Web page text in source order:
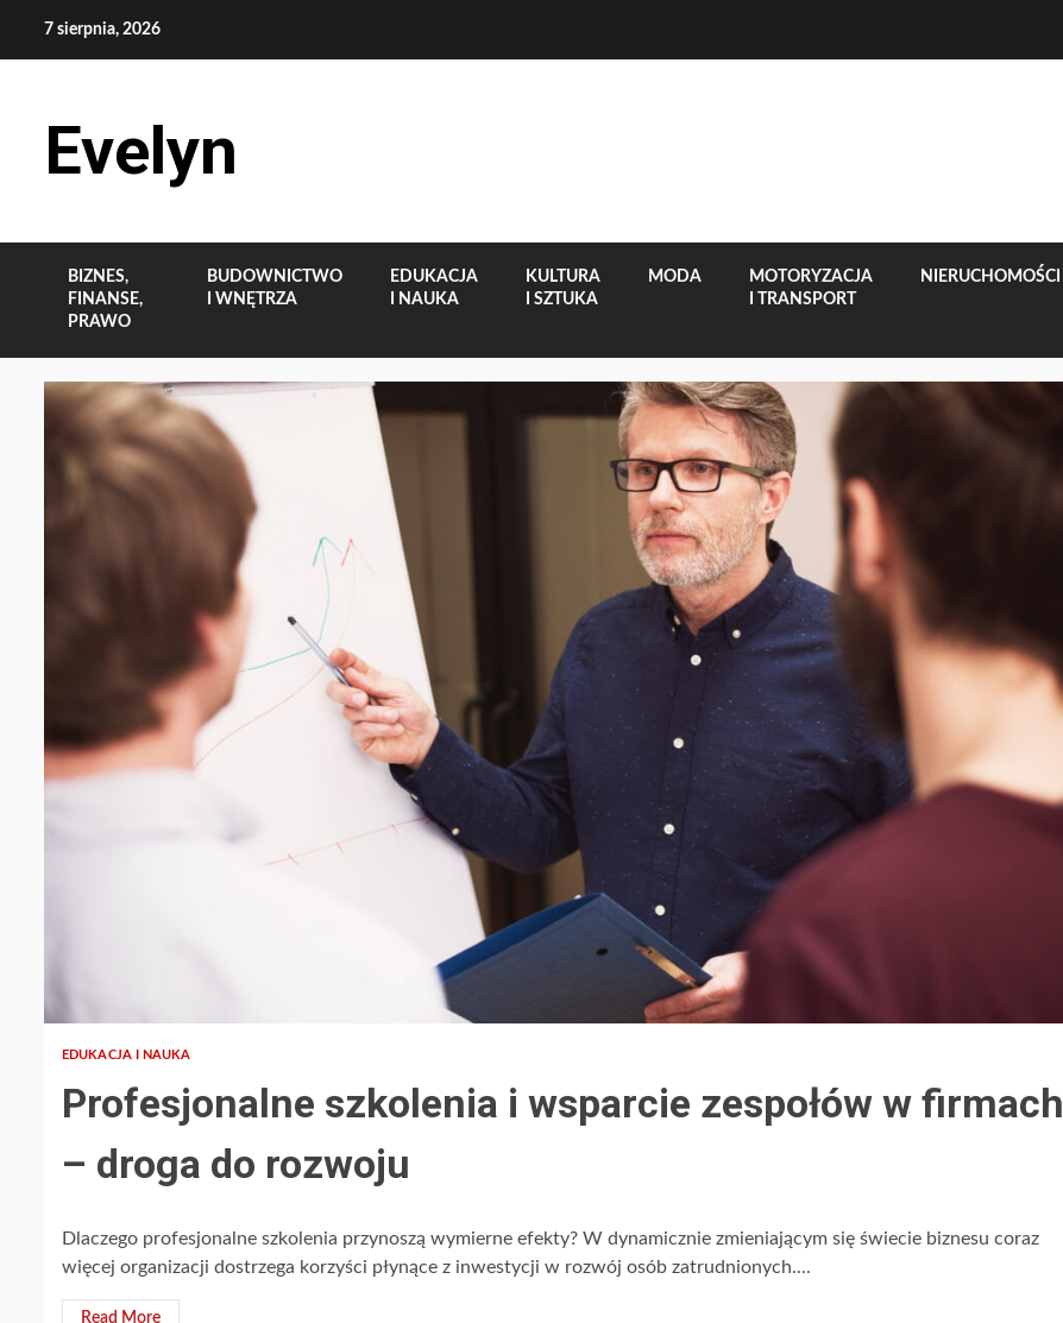
7 sierpnia, 2026
Evelyn
BIZNES,
FINANSE,
PRAWO
BUDOWNICTWO
I WNĘTRZA
EDUKACJA
I NAUKA
KULTURA
I SZTUKA
MODA
MOTORYZACJA
I TRANSPORT
NIERUCHOMOŚCI
EDUKACJA I NAUKA
Profesjonalne szkolenia i wsparcie zespołów w firmach
– droga do rozwoju
Dlaczego profesjonalne szkolenia przynoszą wymierne efekty? W dynamicznie zmieniającym się świecie biznesu coraz
więcej organizacji dostrzega korzyści płynące z inwestycji w rozwój osób zatrudnionych....
Read More